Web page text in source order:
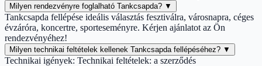
Milyen rendezvényre foglalható Tankcsapda? ▼
Tankcsapda fellépése ideális választás fesztiválra, városnapra, céges
évzáróra, koncertre, sporteseményre. Kérjen ajánlatot az Ön
rendezvényéhez!
Milyen technikai feltételek kellenek Tankcsapda fellépéséhez? ▼
Technikai igények: Technikai feltételek: a szerződés